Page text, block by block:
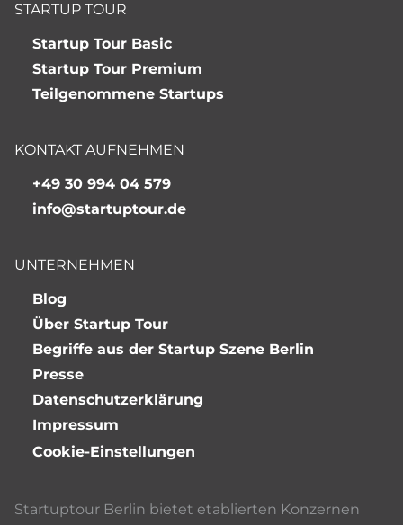
STARTUP TOUR
Startup Tour Basic
Startup Tour Premium
Teilgenommene Startups
KONTAKT AUFNEHMEN
+49 30 994 04 579
info@startuptour.de
UNTERNEHMEN
Blog
Über Startup Tour
Begriffe aus der Startup Szene Berlin
Presse
Datenschutzerklärung
Impressum
Cookie-Einstellungen
Startuptour Berlin bietet etablierten Konzernen